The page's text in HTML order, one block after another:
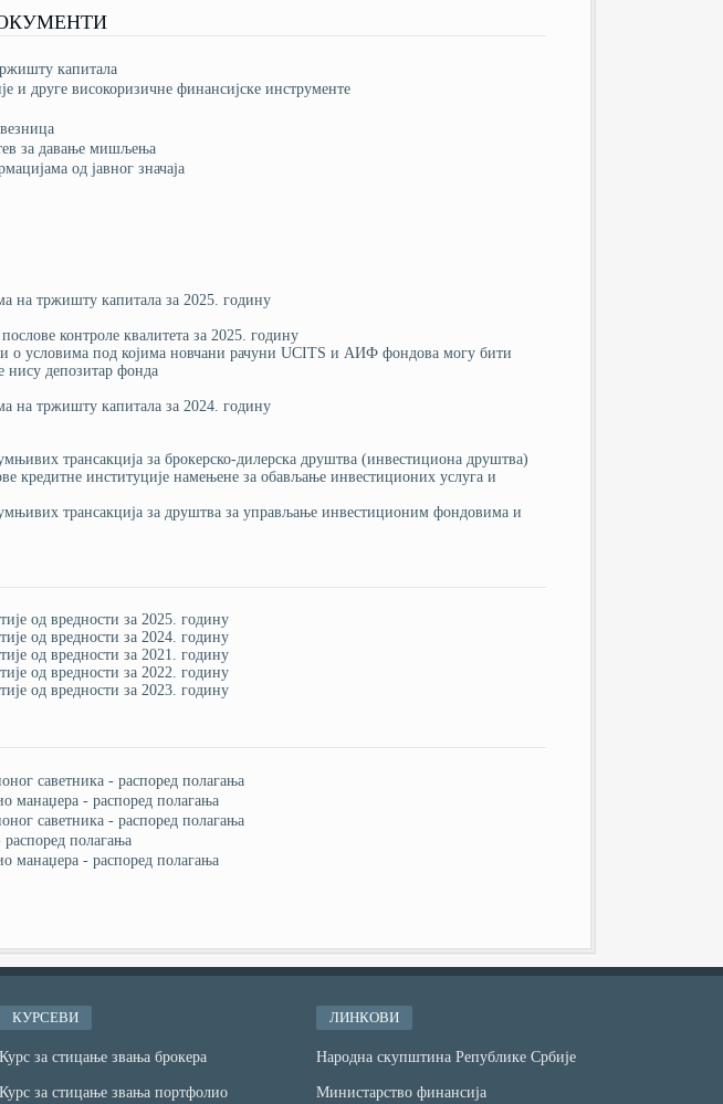
капитала
и друге високоризичне финансијске инструменте
за давање мишљења
од јавног значаја
на тржишту капитала за 2025. годину
контроле квалитета за 2025. годину
о условима под којима новчани рачуни UCITS и АИФ фондова могу бити
нису депозитар фонда
на тржишту капитала за 2024. годину
трансакција за брокерско-дилерска друштва (инвестициона друштва)
кредитне институције намењене за обављање инвестиционих услуга и
трансакција за друштва за управљање инвестиционим фондовима и
од вредности за 2025. годину
од вредности за 2024. годину
од вредности за 2021. годину
од вредности за 2022. годину
од вредности за 2023. годину
саветника - распоред полагања
манаџера - распоред полагања
саветника - распоред полагања
полагања
манаџера - распоред полагања
КУРСЕВИ
Курс за стицање звања брокера
Курс за стицање звања портфолио
ЛИНКОВИ
Народна скупштина Републике Србије
Министарство финансијa